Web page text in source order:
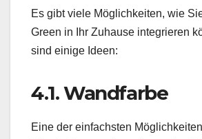
Es gibt viele Möglichkeiten, wie
Green in Ihr Zuhause integrieren
sind einige Ideen:
4.1. Wandfarbe
Eine der einfachsten